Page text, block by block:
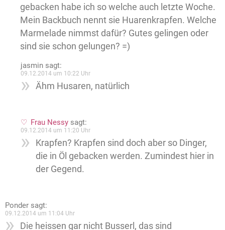
gebacken habe ich so welche auch letzte Woche.
Mein Backbuch nennt sie Huarenkrapfen. Welche
Marmelade nimmst dafür? Gutes gelingen oder
sind sie schon gelungen? =)
jasmin sagt:
09.12.2014 um 10:22 Uhr
Ähm Husaren, natürlich
Frau Nessy sagt:
09.12.2014 um 11:20 Uhr
Krapfen? Krapfen sind doch aber so Dinger,
die in Öl gebacken werden. Zumindest hier in
der Gegend.
Ponder sagt:
09.12.2014 um 11:04 Uhr
Die heissen gar nicht Busserl, das sind